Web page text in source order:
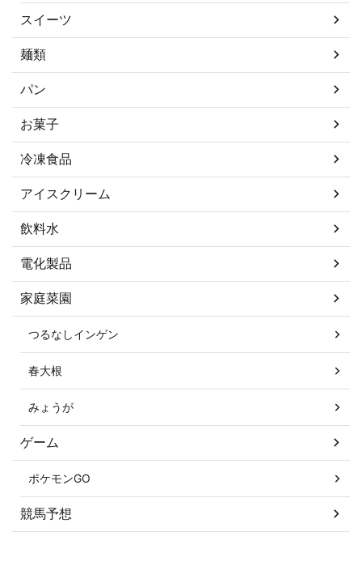
スイーツ
麺類
パン
お菓子
冷凍食品
アイスクリーム
飲料水
電化製品
家庭菜園
つるなしインゲン
春大根
みょうが
ゲーム
ポケモンGO
競馬予想